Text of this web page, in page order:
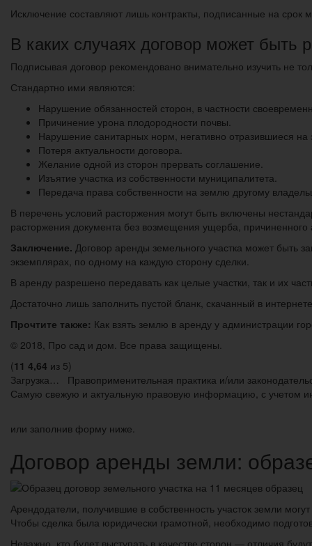
Исключение составляют лишь контракты, подписанные на срок
В каких случаях договор может быть
Подписывая договор рекомендовано внимательно изучить не
Стандартно ими являются:
Нарушение обязанностей сторон, в частности
Причинение урона плодородности почвы.
Нарушение санитарных норм, негативно отразившиеся на
Потеря актуальности договора.
Желание одной из сторон прервать соглашение.
Изъятие участка из собственности муниципалитета.
Передача права собственности на землю другому
В перечень условий расторжения могут быть включены
расторжения документа без возмещения ущерба,
Заключение. Договор аренды земельного участка может быть
экземплярах, по одному на каждую сторону сделки.
В аренду разрешено передавать как целые участки, так и их
Достаточно лишь заполнить пустой бланк, скачанный в
Прочтите также: Как взять землю в аренду у администрации
© 2018, Про сад и дом. Все права защищены.
(11 4,64 из 5)
Загрузка…
Правоприменительная практика и/или
Самую свежую и актуальную правовую информацию, с учетом
или заполнив форму ниже.
Договор аренды земли:
Арендодатели, получившие в собственность участок земли
Чтобы сделка была юридически грамотной, необходимо
Неважно, кто будет выступать в качестве сторон — отличия